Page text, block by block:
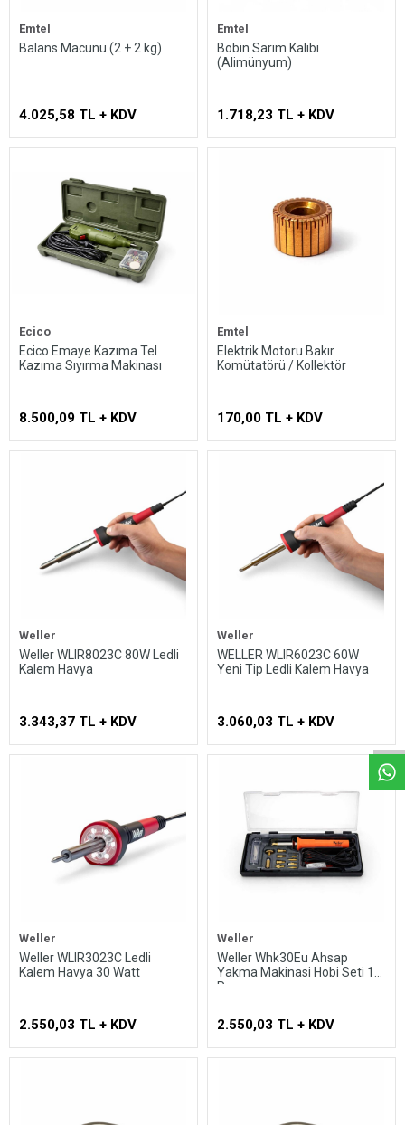
Emtel
Balans Macunu (2 + 2 kg)
4.025,58 TL + KDV
Emtel
Bobin Sarım Kalıbı
(Alimünyum)
1.718,23 TL + KDV
Ecico
Ecico Emaye Kazıma Tel
Kazıma Sıyırma Makinası
8.500,09 TL + KDV
Emtel
Elektrik Motoru Bakır
Komütatörü / Kollektör
170,00 TL + KDV
Weller
Weller WLIR8023C 80W Ledli
Kalem Havya
3.343,37 TL + KDV
Weller
WELLER WLIR6023C 60W
Yeni Tip Ledli Kalem Havya
3.060,03 TL + KDV
Weller
Weller WLIR3023C Ledli
Kalem Havya 30 Watt
2.550,03 TL + KDV
Weller
Weller Whk30Eu Ahsap
Yakma Makinasi Hobi Seti 15
Parca
2.550,03 TL + KDV